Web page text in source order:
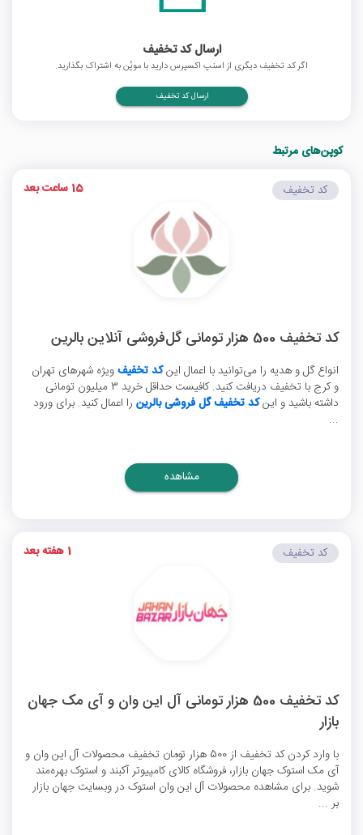
ارسال کد تخفیف
اگر کد تخفیف دیگری از اسنپ اکسپرس دارید با موپُن به اشتراک بگذارید.
ارسال کد تخفیف
کوپن‌های مرتبط
کد تخفیف 500 هزار تومانی گل‌فروشی آنلاین بالرین
انواع گل و هدیه را می‌توانید با اعمال اینکد تخفیفویژه شهرهای تهران
و کرج با تخفیف دریافت کنید. کافیست حداقل خرید 3 میلیون تومانی
داشته باشید و اینکد تخفیف گل فروشی بالرین را اعمال کنید. برای ورود
...
کد تخفیف 15 ساعت بعد
مشاهده
کد تخفیف 500 هزار تومانی آل این وان و آی مک جهان
بازار
با وارد کردن کد تخفیف از 500 هزار تومان تخفیف محصولات آل این وان و
آی مک استوک جهان بازار، فروشگاه کالای کامپیوتر آکبند و استوک بهره‌مند
شوید. برای مشاهده محصولات آل این وان استوک در وبسایت جهان بازار
بر ...
کد تخفیف 1 هفته بعد